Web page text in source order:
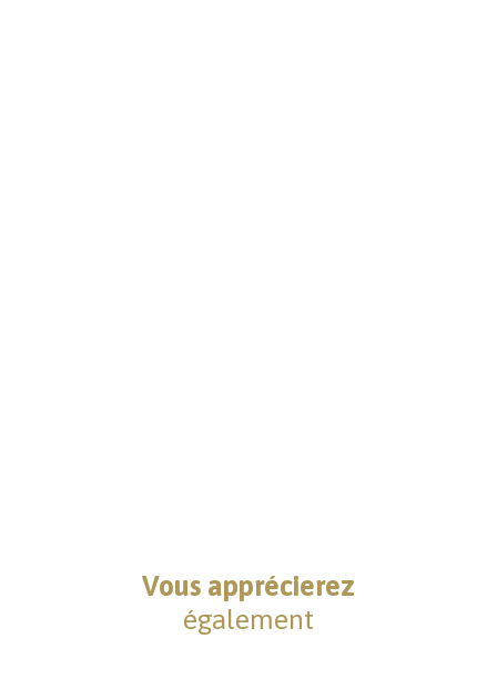
Vous apprécierez
également